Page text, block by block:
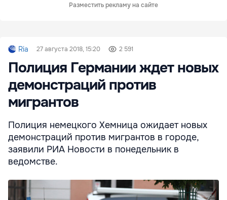
Разместить рекламу на сайте
Ria 27 августа 2018, 15:20 2 591
Полиция Германии ждет новых
демонстраций против
мигрантов
Полиция немецкого Хемница ожидает новых
демонстраций против мигрантов в городе,
заявили РИА Новости в понедельник в
ведомстве.